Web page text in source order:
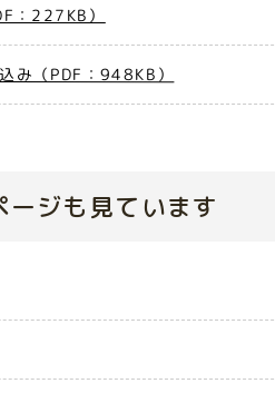
：227KB）
み（PDF：948KB）
ジも見ています